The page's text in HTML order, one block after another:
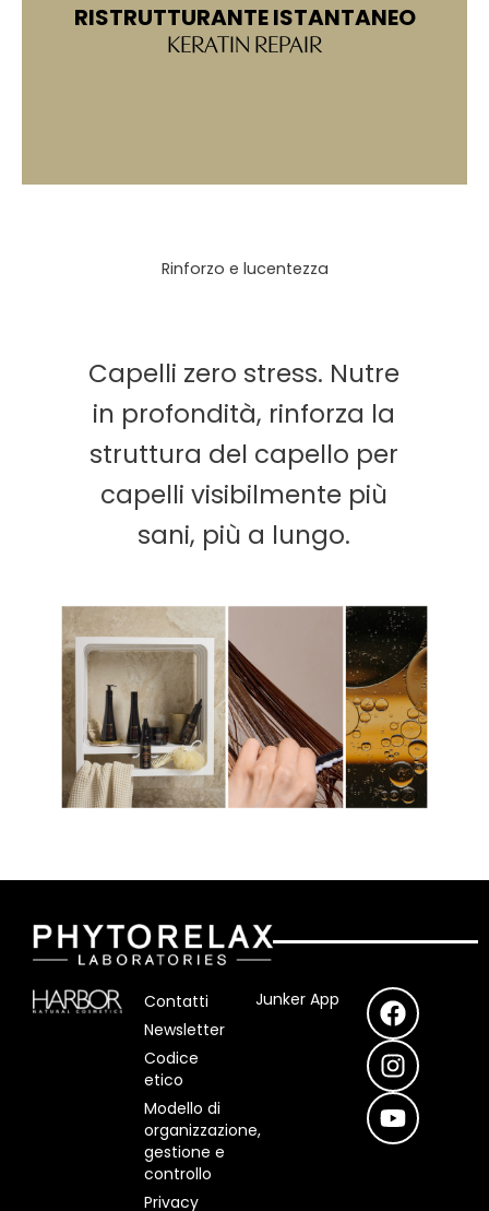
RISTRUTTURANTE ISTANTANEO
KERATIN REPAIR
Rinforzo e lucentezza
Capelli zero stress. Nutre
in profondità, rinforza la
struttura del capello per
capelli visibilmente più
sani, più a lungo.
Contatti
Newsletter
Codice
etico
Modello di
organizzazione,
gestione e
controllo
Privacy
Junker App F
a
c
e
b
o
o
I
n
s
t
a
g
r
Y
o
u
t
u
b
e